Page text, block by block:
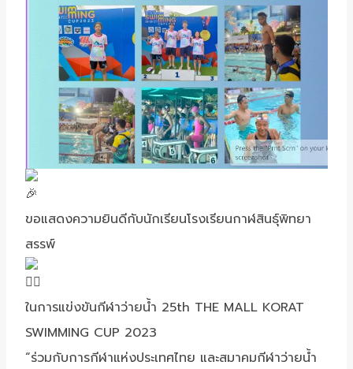
ขอแสดงความยินดีกับนักเรียนโรงเรียนกาฬสินธุ์พิทยา
สรรพ์
ในการแข่งขันกีฬาว่ายน้ำ 25th THE MALL KORAT
SWIMMING CUP 2023
“ร่วมกับการกีฬาแห่งประเทศไทย และสมาคมกีฬาว่ายน้ำ